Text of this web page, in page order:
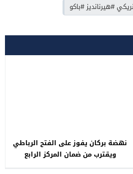
#هيرنانديز #باكو
نهضة بركان يفوز على الفتح الرباطي
ويقترب من ضمان المركز الرابع